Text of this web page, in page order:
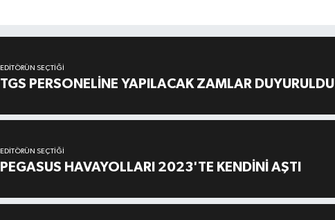
EDITÖRÜN SEÇTIĞI
TGS PERSONELİNE YAPILACAK ZAMLAR DUYURULDU
EDITÖRÜN SEÇTIĞI
PEGASUS HAVAYOLLARI 2023'TE KENDİNİ AŞTI